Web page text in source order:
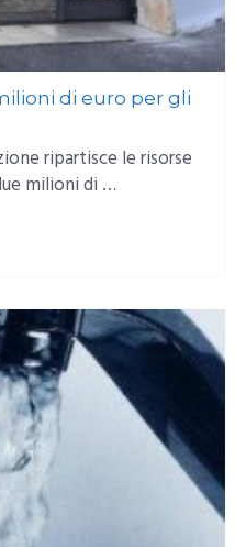
di euro per gli
ripartisce le risorse
milioni di …